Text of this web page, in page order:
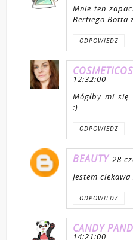
Mnie ten
Bertiego Botta
ODPOWIEDZ
12:32:00
Mógłby mi się
:)
ODPOWIEDZ
BEAUTY 28
Jestem
ODPOWIEDZ
CANDY
14:21:00